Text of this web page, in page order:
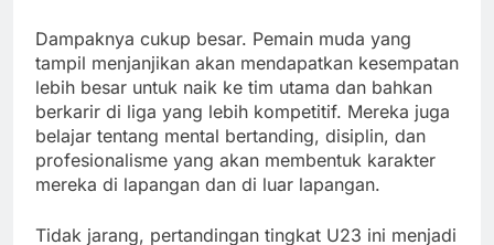
Dampaknya cukup besar. Pemain muda yang
tampil menjanjikan akan mendapatkan kesempatan
lebih besar untuk naik ke tim utama dan bahkan
berkarir di liga yang lebih kompetitif. Mereka juga
belajar tentang mental bertanding, disiplin, dan
profesionalisme yang akan membentuk karakter
mereka di lapangan dan di luar lapangan.
Tidak jarang, pertandingan tingkat U23 ini menjadi